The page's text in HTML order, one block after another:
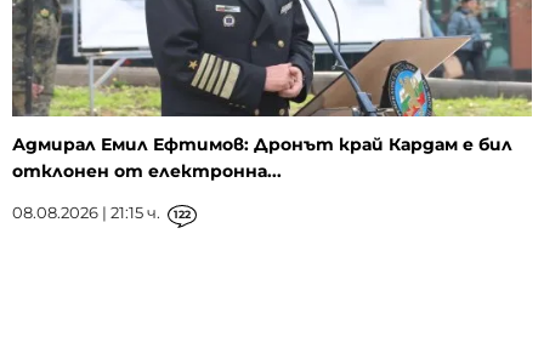
Адмирал Емил Ефтимов: Дронът край Кардам е бил
отклонен от електронна...
08.08.2026 | 21:15 ч. 122